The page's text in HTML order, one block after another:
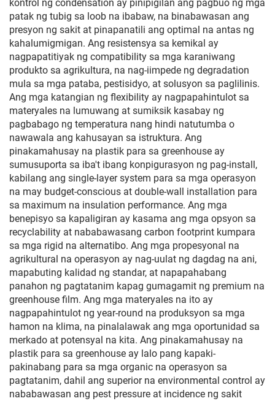
kontrol ng condensation ay pinipigilan ang pagbuo ng mga
patak ng tubig sa loob na ibabaw, na binabawasan ang
presyon ng sakit at pinapanatili ang optimal na antas ng
kahalumigmigan. Ang resistensya sa kemikal ay
nagpapatitiyak ng compatibility sa mga karaniwang
produkto sa agrikultura, na nag-iimpede ng degradation
mula sa mga pataba, pestisidyo, at solusyon sa paglilinis.
Ang mga katangian ng flexibility ay nagpapahintulot sa
materyales na lumuwang at sumiksik kasabay ng
pagbabago ng temperatura nang hindi natutumba o
nawawala ang kahusayan sa istruktura. Ang
pinakamahusay na plastik para sa greenhouse ay
sumusuporta sa iba't ibang konpigurasyon ng pag-install,
kabilang ang single-layer system para sa mga operasyon
na may budget-conscious at double-wall installation para
sa maximum na insulation performance. Ang mga
benepisyo sa kapaligiran ay kasama ang mga opsyon sa
recyclability at nababawasang carbon footprint kumpara
sa mga rigid na alternatibo. Ang mga propesyonal na
agrikultural na operasyon ay nag-uulat ng dagdag na ani,
mapabuting kalidad ng standar, at napapahabang
panahon ng pagtatanim kapag gumagamit ng premium na
greenhouse film. Ang mga materyales na ito ay
nagpapahintulot ng year-round na produksyon sa mga
hamon na klima, na pinalalawak ang mga oportunidad sa
merkado at potensyal na kita. Ang pinakamahusay na
plastik para sa greenhouse ay lalo pang kapaki-
pakinabang para sa mga organic na operasyon sa
pagtatanim, dahil ang superior na environmental control ay
nababawasan ang pest pressure at incidence ng sakit